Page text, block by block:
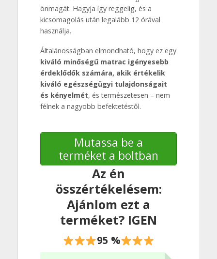
önmagát. Hagyja így reggelig, és a
kicsomagolás után legalább 12 órával
használja.
Általánosságban elmondható, hogy ez egy
kiváló minőségű matrac igényesebb
érdeklődők számára, akik értékelik
kiváló egészségügyi tulajdonságait
és kényelmét, és természetesen – nem
félnek a nagyobb befektetéstől.
Mutassa be a
terméket a boltban
Az én
összértékelésem:
Ajánlom ezt a
terméket? IGEN
95 %